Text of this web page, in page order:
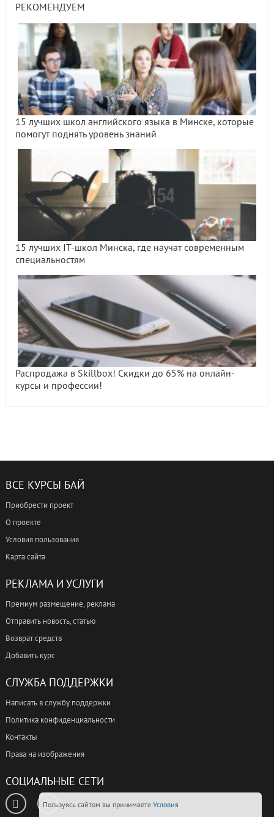
РЕКОМЕНДУЕМ
15 лучших школ английского языка в Минске, которые
помогут поднять уровень знаний
15 лучших IT-школ Минска, где научат современным
специальностям
Распродажа в Skillbox! Скидки до 65% на онлайн-
курсы и профессии!
ВСЕ КУРСЫ БАЙ
Приобрести проект
О проекте
Условия пользования
Карта сайта
РЕКЛАМА И УСЛУГИ
Премиум размещение, реклама
Отправить новость, статью
Возврат средств
Добавить курс
СЛУЖБА ПОДДЕРЖКИ
Написать в службу поддержки
Политика конфиденциальности
Контакты
Права на изображения
СОЦИАЛЬНЫЕ СЕТИ
Пользуясь сайтом вы принимаете Условия